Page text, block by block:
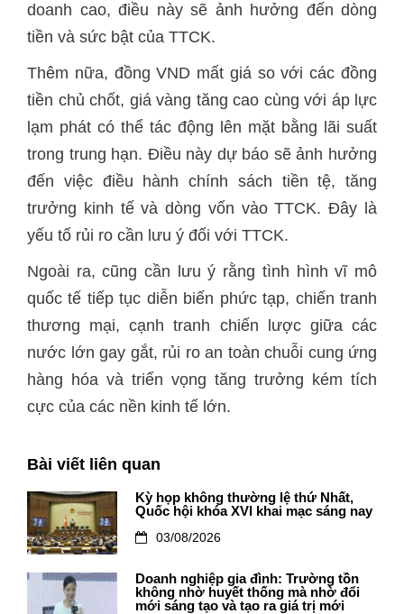
doanh cao, điều này sẽ ảnh hưởng đến dòng
tiền chủ chốt, giá vàng tăng cao cùng với áp lực
lạm phát có thể tác động lên mặt bằng lãi suất
trong trung hạn. Điều này dự báo sẽ ảnh hưởng
đến việc điều hành chính sách tiền tệ, tăng
trưởng kinh tế và dòng vốn vào TTCK. Đây là
quốc tế tiếp tục diễn biến phức tạp, chiến tranh
thương mại, cạnh tranh chiến lược giữa các
nước lớn gay gắt, rủi ro an toàn chuỗi cung ứng
hàng hóa và triển vọng tăng trưởng kém tích
cực của các nền kinh tế lớn.
Bài viết liên quan
Kỳ họp không thường lệ thứ Nhất,
Quốc hội khóa XVI khai mạc sáng nay
03/08/2026
Doanh nghiệp gia đình: Trường tồn
không nhờ huyết thống mà nhờ đổi
mới sáng tạo và tạo ra giá trị mới